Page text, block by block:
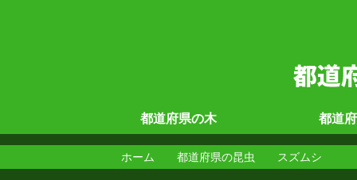
都道府県の木 都道
ホーム 都道府県の昆虫 スズムシ